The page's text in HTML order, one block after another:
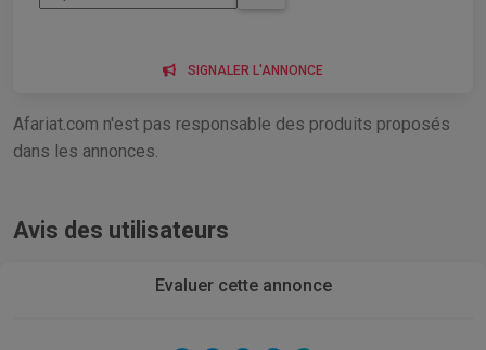
SIGNALER L'ANNONCE
Afariat.com n'est pas responsable des produits proposés
dans les annonces.
Avis des utilisateurs
Evaluer cette annonce